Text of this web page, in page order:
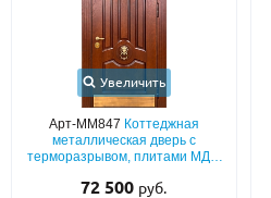
Увеличить
Арт-ММ847 Коттеджная
металлическая дверь с
терморазрывом, плитами МДФ
арочной фрамугой, кнокером и
72 500 руб.